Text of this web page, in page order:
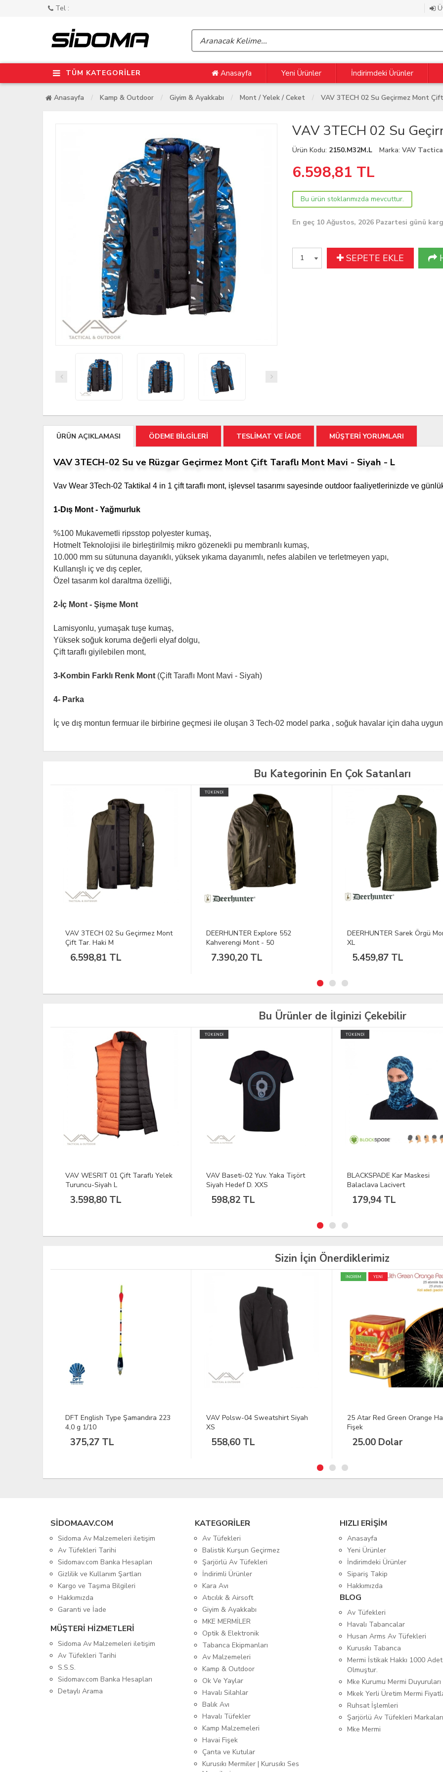
Tel :
TÜM KATEGORİLER Anasayfa Yeni Ürünler İndirimdeki Ürünler
Anasayfa Kamp & Outdoor Giyim & Ayakkabı Mont / Yelek / Ceket VAV 3TECH 02 Su Geçirmez Mont
VAV 3TECH 02 Su
Ürün Kodu: 2150.M32M.L Marka:VAV
6.598,81 TL
Bu ürün stoklarımızda mevcuttur.
En geç 10 Ağustos, 2026 Pazartesi günü
SEPETE EKLE
ÜRÜN AÇIKLAMASI ÖDEME BİLGİLERİ TESLİMAT VE İADE MÜŞTERİ YORUMLARI
VAV 3TECH-02 Su ve Rüzgar Geçirmez Mont Çift Taraflı Mont Mavi - Siyah - L
Vav Wear 3Tech-02 Taktikal 4 in 1 çift taraflı mont, işlevsel tasarımı sayesinde outdoor faaliyetlerinizde ve
1-Dış Mont - Yağmurluk
%100 Mukavemetli ripsstop polyester kumaş,
Hotmelt Teknolojisi ile birleştirilmiş mikro gözenekli pu membranlı kumaş,
10.000 mm su sütununa dayanıklı, yüksek yıkama dayanımlı, nefes alabilen ve terletmeyen yapı,
Kullanışlı iç ve dış cepler,
Özel tasarım kol daraltma özelliği,
2-İç Mont - Şişme Mont
Lamisyonlu, yumaşak tuşe kumaş,
Yüksek soğuk koruma değerli elyaf dolgu,
Çift taraflı giyilebilen mont,
3-Kombin Farklı Renk Mont (Çift Taraflı Mont Mavi - Siyah)
4- Parka
İç ve dış montun fermuar ile birbirine geçmesi ile oluşan 3 Tech-02 model parka , soğuk havalar için daha
Bu Kategorinin En Çok Satanları
DEERHUNTER Explore 552
Kahverengi Mont - 50
7.390,20 TL
DEERHUNTER Sarek Örgü Mont
XL
5.459,87 TL
DEERHUNTER Sarek Örgü
2XL
5.459,87 TL
Bu Ürünler de İlginizi Çekebilir
VAV Baseti-02 Yuv. Yaka Tişört
Siyah Hedef D. XXS
598,82 TL
TÜKENDİ
BLACKSPADE Kar Maskesi
Balaclava Lacivert
179,94 TL
DEERHUNTER Reims Yeşil
Mont 52
6.965,99 TL
Sizin İçin Önerdiklerimiz
VAV Polsw-04 Sweatshirt Siyah
XS
558,60 TL
25 Atar Red Green Orange Havai
Fişek
25.00 Dolar
Sabot Yivli Şok
125.00 Dolar
SIDOMAAV.COM
Sidoma Av Malzemeleri iletişim
Av Tüfekleri Tarihi
Sidomav.com Banka Hesapları
Gizlilik ve Kullanım Şartları
Kargo ve Taşıma Bilgileri
Hakkımızda
Garanti ve İade
MÜŞTERİ HİZMETLERİ
Sidoma Av Malzemeleri iletişim
Av Tüfekleri Tarihi
S.S.S.
Sidomav.com Banka Hesapları
Detaylı Arama
KATEGORİLER
Av Tüfekleri
Balistik Kurşun Geçirmez
Şarjörlü Av Tüfekleri
İndirimli Ürünler
Kara Avı
Atıcılık & Airsoft
Giyim & Ayakkabı
MKE MERMİLER
Optik & Elektronik
Tabanca Ekipmanları
Av Malzemeleri
Kamp & Outdoor
Ok Ve Yaylar
Havalı Silahlar
Balık Avı
Havalı Tüfekler
Kamp Malzemeleri
Havai Fişek
Çanta ve Kutular
Kurusıkı Mermiler | Kurusıkı Ses
HIZLI ERİŞİM
Anasayfa
Yeni Ürünler
İndirimdeki Ürünler
Sipariş Takip
Hakkımızda
BLOG
Av Tüfekleri
Havalı Tabancalar
Husan Arms Av Tüfekleri
Kurusıkı Tabanca
Mermi İstikak Hakkı 1000 Adet
Olmuştur.
Mke Kurumu Mermi
Mkek Yerli Üretim Mermi
Ruhsat İşlemleri
Şarjörlü Av Tüfekleri Markaları
Mke Mermi